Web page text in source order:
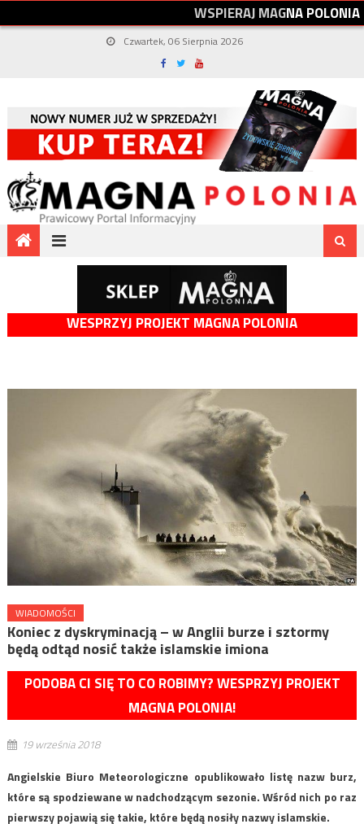
WSPIERAJMAGNAPOLONIA
Czwartek, 06 Sierpnia 2026
WESPRZYJ PROJEKT MAGNA POLONIA
WIADOMOŚCI
Koniec z dyskryminacją – w Anglii burze i sztormy
będą odtąd nosić także islamskie imiona
PODOBA CI SIĘ TO CO ROBIMY? WESPRZYJ PROJEKT
MAGNA POLONIA!
19 września 2018
Angielskie Biuro Meteorologiczne opublikowało listę nazw burz,
które są spodziewane w nadchodzącym sezonie. Wśród nich po raz
pierwszy pojawią się takie, które będą nosiły nazwy islamskie.